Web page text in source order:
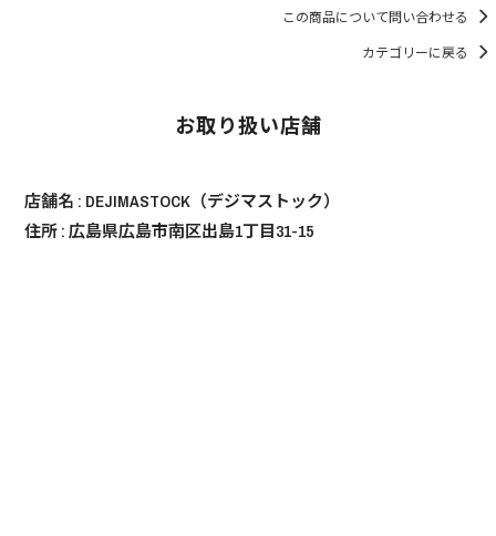
この商品について問い合わせる
カテゴリーに戻る
お取り扱い店舗
店舗名 : DEJIMASTOCK（デジマストック）
住所 : 広島県広島市南区出島1丁目31-15